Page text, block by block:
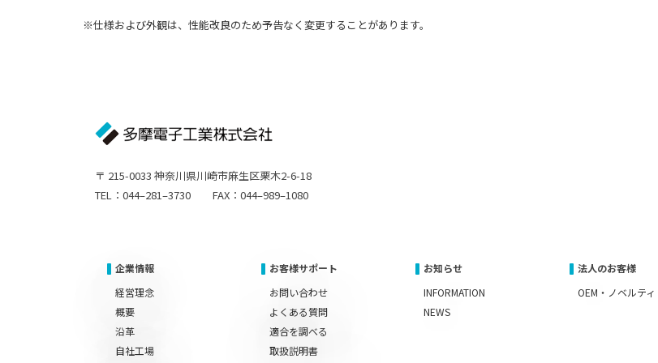
※仕様および外観は、性能改良のため予告なく変更することがあります。
〒 215-0033 神奈川県川崎市麻生区栗木2-6-18
TEL：044–281–3730 FAX：044–989–1080
企業情報
経営理念
概要
沿革
自社工場
お客様サポート
お問い合わせ
よくある質問
適合を調べる
取扱説明書
お知らせ
INFORMATION
NEWS
法人のお客様
OEM・ノベルティ